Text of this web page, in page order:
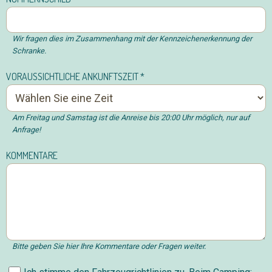
Wir fragen dies im Zusammenhang mit der Kennzeichenerkennung der
Schranke.
VORAUSSICHTLICHE ANKUNFTSZEIT*
Am Freitag und Samstag ist die Anreise bis 20:00 Uhr möglich, nur auf
Anfrage!
KOMMENTARE
Bitte geben Sie hier Ihre Kommentare oder Fragen weiter.